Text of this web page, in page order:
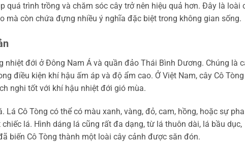
quá trình trồng và chăm sóc cây trở nên hiệu quả hơn. Đây là loài
mà còn chứa đựng nhiều ý nghĩa đặc biệt trong không gian sống.
nhiệt đới ở Đông Nam Á và quần đảo Thái Bình Dương. Chúng là
điều kiện khí hậu ấm áp và độ ẩm cao. Ở Việt Nam, cây Cô Tòng
nghi tốt với khí hậu nhiệt đới gió mùa.
Cô Tòng có thể có màu xanh, vàng, đỏ, cam, hồng, hoặc sự pha
lá. Hình dáng lá cũng rất đa dạng, từ lá thuôn dài, lá bầu dục,
biến Cô Tòng thành một loài cây cảnh được săn đón.